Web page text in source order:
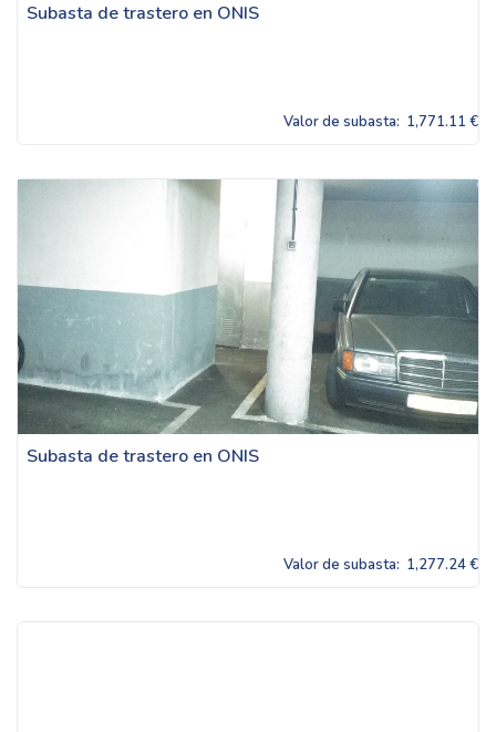
Subasta de trastero en ONIS
Valor de subasta: 1,771.11 €
Subasta de trastero en ONIS
Valor de subasta: 1,277.24 €